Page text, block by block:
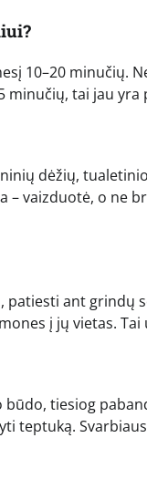
10–20 minučių.
minučių, tai jau yra
dėžių,
– vaizduotė, o ne
patiesti ant grindų
į jų vietas. Tai
tiesiog
teptuką.